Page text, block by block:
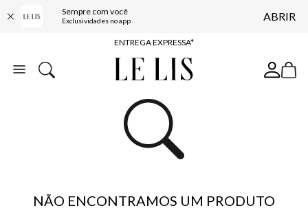
Sempre com você
Exclusividades no app ABRIR
COMPRE ONLINE E RETIRE EM LOJA*
ENTREGA EXPRESSA*
FRETE GRÁTIS*
10% OFF NA PRIMEIRA COMPRA*
NÃO ENCONTRAMOS UM PRODUTO